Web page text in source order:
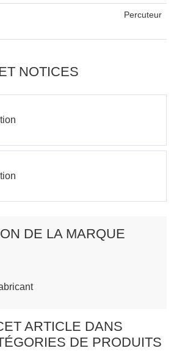
Percuteur
NOTICES
DE LA MARQUE
ARTICLE DANS
DE PRODUITS